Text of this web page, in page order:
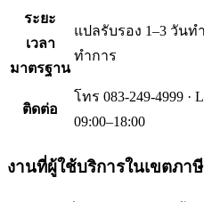
ระยะ
เวลา
มาตรฐาน
แปลรับรอง 1–3 วันท
ทำการ
ติดต่อ
โทร 083-249-4999 ·
09:00–18:00
งานที่ผู้ใช้บริการในเขตภา